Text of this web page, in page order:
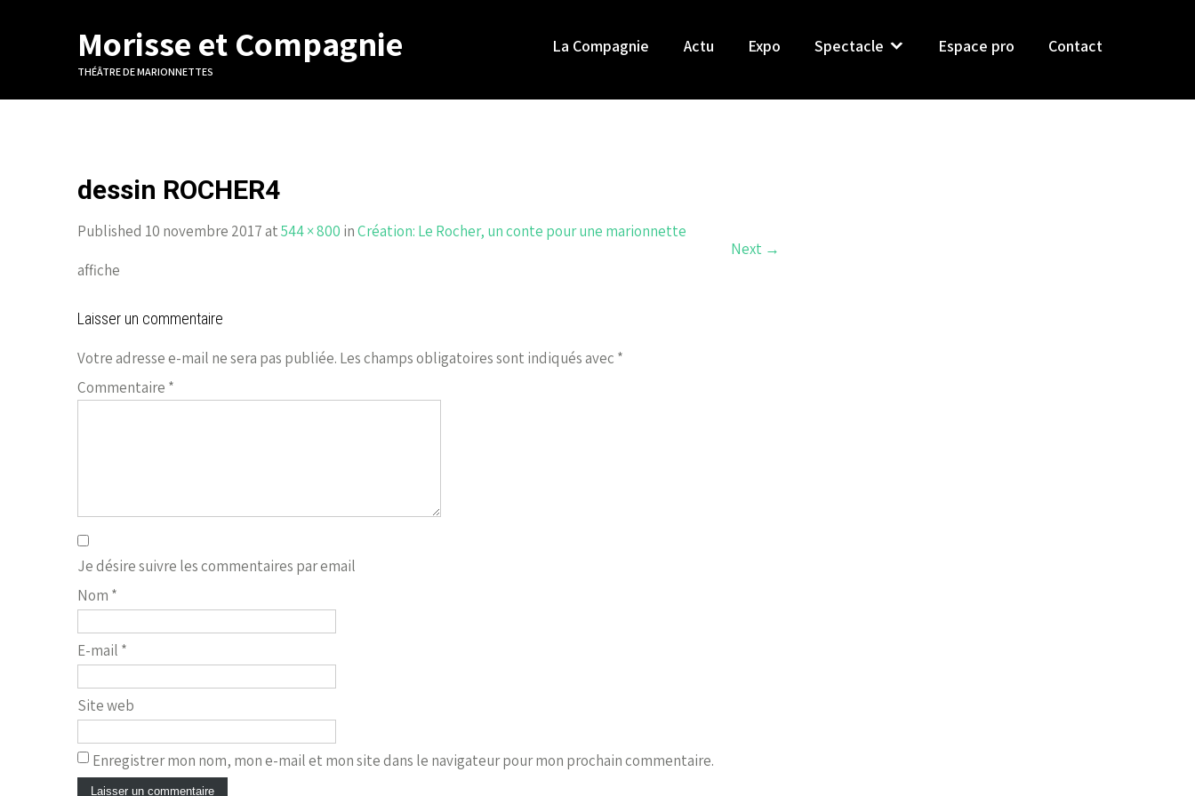
Morisse et Compagnie
THÉÂTRE DE MARIONNETTES
La Compagnie Actu Expo Spectacle Espace pro Contact
dessin ROCHER4
Published 10 novembre 2017 at544 × 800 inCréation: Le Rocher, un conte pour une marionnette
Next →
affiche
Laisser un commentaire
Votre adresse e-mail ne sera pas publiée. Les champs obligatoires sont indiqués avec *
Commentaire *
Je désire suivre les commentaires par email
Nom *
E-mail *
Site web
Enregistrer mon nom, mon e-mail et mon site dans le navigateur pour mon prochain commentaire.